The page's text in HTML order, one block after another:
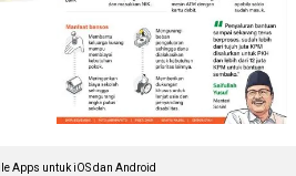
Apps untuk iOS dan Android